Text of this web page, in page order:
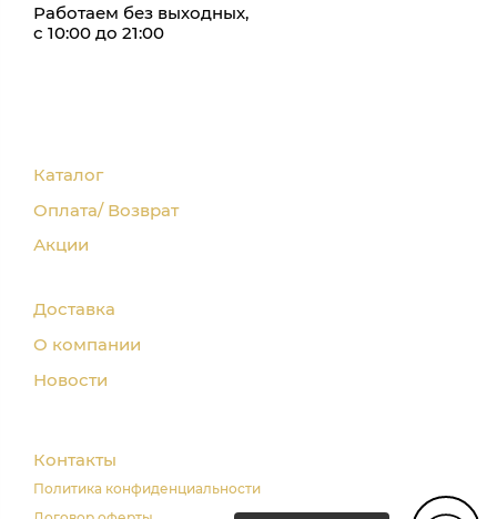
Работаем без выходных,
с 10:00 до 21:00
Каталог
Оплата/ Возврат
Акции
Доставка
О компании
Новости
Контакты
Политика конфиденциальности